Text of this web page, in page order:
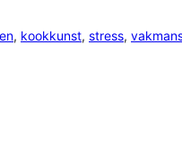
, kookkunst, stress,